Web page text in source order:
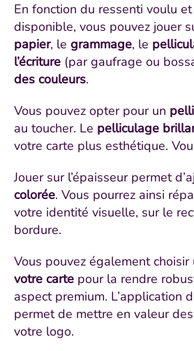
En fonction du ressenti voulu
disponible, vous pouvez jouer
papier, le grammage, le
l’écriture (par gaufrage ou
des couleurs.
Vous pouvez opter pour un
au toucher. Le pelliculage
votre carte plus esthétique.
Jouer sur l’épaisseur permet
colorée. Vous pourrez ainsi
votre identité visuelle, sur le
bordure.
Vous pouvez également choisir
votre carte pour la rendre
aspect premium. L’application
permet de mettre en valeur
votre logo.